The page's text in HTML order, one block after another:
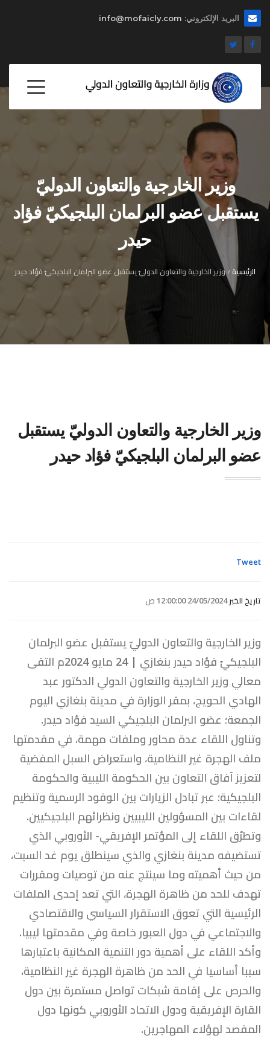
البريد الإلكتروني:
وزير الخارجية والتعاون الدوليّ
يستقبل عضو البرلمان البلجيكيّ فؤاد
حيدر
الرئيسية وزير الخارجية والتعاون الدوليّ يستقبل عضو البرلمان البلجيكيّ فؤاد حيدر
وزير الخارجية والتعاون الدوليّ يستقبل
عضو البرلمان البلجيكيّ فؤاد حيدر
Tweet
تاريخ الخبر24/05/2024 12:00:00 ص
وزير الخارجية والتعاون الدوليّ يستقبل عضو البرلمان
البلجيكيّ فؤاد حيدر بنغازي | 24 مايو 2024م ‏التقى
معالي وزير الخارجية والتعاون الدولي الدكتور عبد
الهادي الحويج، بمقر الوزارة في مدينة بنغازي اليوم
الجمعة؛ عضو البرلمان البلجيكي السيد فؤاد حيدر.
‏وتناول اللقاء عدة محاور وملفات مهمة، في مقدمتها
ملف الهجرة غير النظامية، واستعراض السبل المفضية
لتعزيز آفاق التعاون بين الحكومة الليبية والحكومة
البلجيكية؛ عبر تبادل الزيارات بين الوفود الرسمية وتنظيم
لقاءات بين المسؤولين الليبيين ونظرائهم البلجيكيين.
وتطرّق اللقاء إلى المؤتمر الإفريقي- الأوروبي الذي
تستضيفه مدينة بنغازي والذي سينطلق يوم غد السبت،
من حيث أهميته وما سينتج عنه من توصيات ومقررات
تهدف للحد من ظاهرة الهجرة، التي تعد إحدى الملفات
الرئيسية التي تعوق الاستقرار السياسي والاقتصادي
والاجتماعي في دول العبور خاصة وفي مقدمتها ليبيا.
وأكد اللقاء على أهمية دور التنمية المكانية باعتبارها
سببا أساسيا في الحد من ظاهرة الهجرة غير النظامية،
والحرص على إقامة شبكات تواصل مستمرة بين دول
القارة الإفريقية ودول الاتحاد الأوروبي كونها دول
المقصد لهؤلاء المهاجرين.